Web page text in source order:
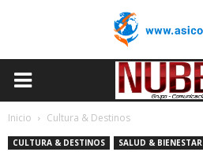
Inicio Cultura & Destinos
CULTURA & DESTINOS SALUD & BIENESTAR